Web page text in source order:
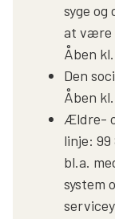
syge og
at være
Åben kl.
Den
Åben
Ældre-
linje:
bl.a.
system